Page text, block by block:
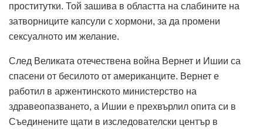
проститутки. Той зашива в областта на слабините на
затворниците капсули с хормони, за да промени
сексуалното им желание.
След Великата отечествена война Вернет и Ишии са
спасени от бесилото от американците. Вернет е
работил в аржентинското министерство на
здравеопазването, а Ишии е прехвърлил опита си в
Съединените щати в изследователски център в